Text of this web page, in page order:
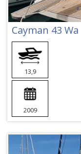
Cayman 43 Wa
13,9
2009